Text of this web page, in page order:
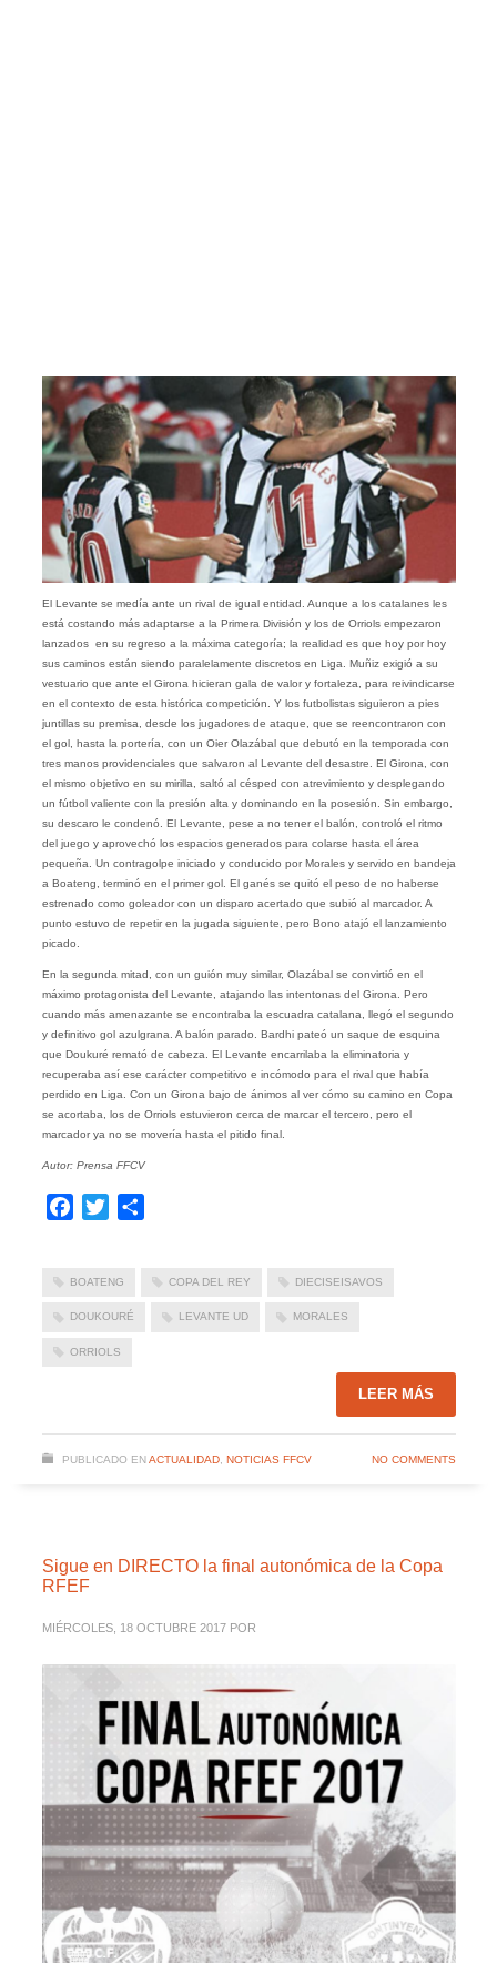
El Levante se medía ante un rival de igual entidad. Aunque a los catalanes les
está costando más adaptarse a la Primera División y los de Orriols empezaron
lanzados en su regreso a la máxima categoría; la realidad es que hoy por hoy
sus caminos están siendo paralelamente discretos en Liga. Muñiz exigió a su
vestuario que ante el Girona hicieran gala de valor y fortaleza, para reivindicarse
en el contexto de esta histórica competición. Y los futbolistas siguieron a pies
juntillas su premisa, desde los jugadores de ataque, que se reencontraron con
el gol, hasta la portería, con un Oier Olazábal que debutó en la temporada con
tres manos providenciales que salvaron al Levante del desastre. El Girona, con
el mismo objetivo en su mirilla, saltó al césped con atrevimiento y desplegando
un fútbol valiente con la presión alta y dominando en la posesión. Sin embargo,
su descaro le condenó. El Levante, pese a no tener el balón, controló el ritmo
del juego y aprovechó los espacios generados para colarse hasta el área
pequeña. Un contragolpe iniciado y conducido por Morales y servido en bandeja
a Boateng, terminó en el primer gol. El ganés se quitó el peso de no haberse
estrenado como goleador con un disparo acertado que subió al marcador. A
punto estuvo de repetir en la jugada siguiente, pero Bono atajó el lanzamiento
picado.
En la segunda mitad, con un guión muy similar, Olazábal se convirtió en el
máximo protagonista del Levante, atajando las intentonas del Girona. Pero
cuando más amenazante se encontraba la escuadra catalana, llegó el segundo
y definitivo gol azulgrana. A balón parado. Bardhi pateó un saque de esquina
que Doukuré remató de cabeza. El Levante encarrilaba la eliminatoria y
recuperaba así ese carácter competitivo e incómodo para el rival que había
perdido en Liga. Con un Girona bajo de ánimos al ver cómo su camino en Copa
se acortaba, los de Orriols estuvieron cerca de marcar el tercero, pero el
marcador ya no se movería hasta el pitido final.
Autor: Prensa FFCV
Facebook
Twitter
BOATENG COPA DEL REY DIECISEISAVOS
DOUKOURÉ LEVANTE UD MORALES
ORRIOLS
LEER MÁS
PUBLICADO EN ACTUALIDAD, NOTICIAS FFCV NO COMMENTS
Sigue en DIRECTO la final autonómica de la Copa
RFEF
MIÉRCOLES, 18 OCTUBRE 2017 POR